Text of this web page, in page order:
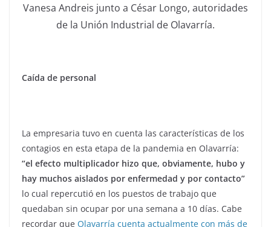
Vanesa Andreis junto a César Longo, autoridades
de la Unión Industrial de Olavarría.
Caída de personal
La empresaria tuvo en cuenta las características de los
contagios en esta etapa de la pandemia en Olavarría:
“el efecto multiplicador hizo que, obviamente, hubo y
hay muchos aislados por enfermedad y por contacto”
lo cual repercutió en los puestos de trabajo que
quedaban sin ocupar por una semana a 10 días. Cabe
recordar que Olavarría cuenta actualmente con más de